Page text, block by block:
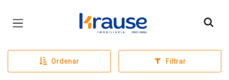
Página inicial
Ordenar Filtrar